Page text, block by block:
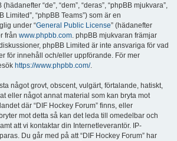
“de”, “dem”, “deras”, “phpBB mjukvara”,
Limited”, “phpBB Teams”) som är en
under “General Public License” (hädanefter
från www.phpbb.com. phpBB mjukvaran främjar
phpBB Limited är inte ansvariga för vad
för innehåll och/eller uppförande. För mer
https://www.phpbb.com/.
något grovt, obscent, vulgärt, förtalande, hatiskt,
eller något annat material som kan bryta mot
där “DIF Hockey Forum” finns, eller
mot detta så kan det leda till omedelbar och
att vi kontaktar din Internetleverantör. IP-
Du går med på att “DIF Hockey Forum” har